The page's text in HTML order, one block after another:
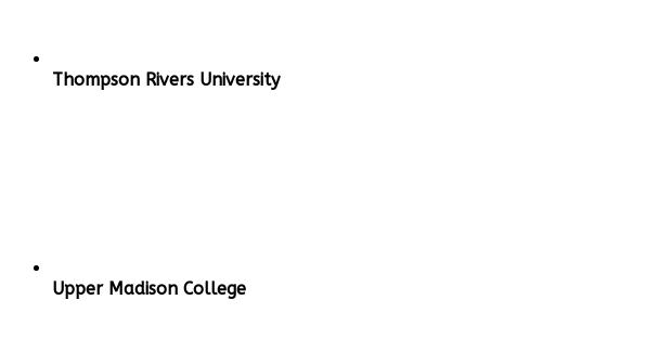
Thompson Rivers University
Upper Madison College